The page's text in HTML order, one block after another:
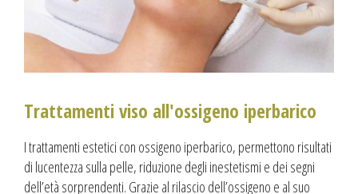
Trattamenti viso all'ossigeno iperbarico
I trattamenti estetici con ossigeno iperbarico, permettono risultati
di lucentezza sulla pelle, riduzione degli inestetismi e dei segni
dell’età sorprendenti. Grazie al rilascio dell’ossigeno e al suo